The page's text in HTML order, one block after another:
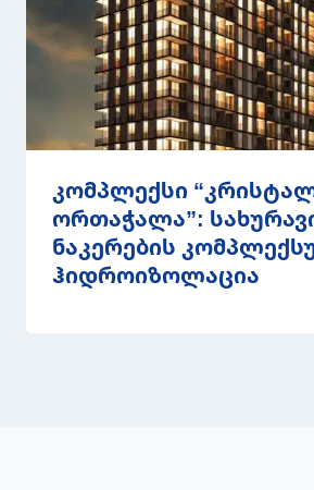
კომპლექსი
ორთაჭალა”:
ნაკერების
ჰიდროიზოლაცია